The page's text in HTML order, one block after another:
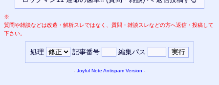
※
質問や雑談などは改造・解析スレではなく、質問・雑談スレなどの方へ返信・投稿して
下さい。
処理 記事番号 編集パス
- Joyful Note Antispam Version -